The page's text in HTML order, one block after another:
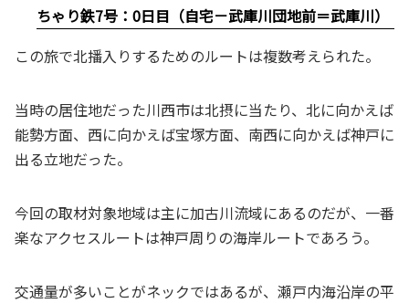
ちゃり鉄7号：0日目（自宅－武庫川団地前＝武庫川）
この旅で北播入りするためのルートは複数考えられた。
当時の居住地だった川西市は北摂に当たり、北に向かえば
能勢方面、西に向かえば宝塚方面、南西に向かえば神戸に
出る立地だった。
今回の取材対象地域は主に加古川流域にあるのだが、一番
楽なアクセスルートは神戸周りの海岸ルートであろう。
交通量が多いことがネックではあるが、瀬戸内海沿岸の平